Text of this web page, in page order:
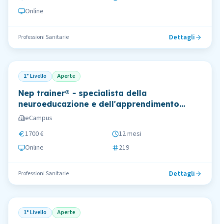
Online
Professioni Sanitarie Dettagli
1° Livello Aperte
Nep trainer® - specialista della
neuroeducazione e dell'apprendimento
motorio nella disabilità e nella neurotipicità
eCampus
1700 €
12 mesi
Online
219
Professioni Sanitarie Dettagli
1° Livello Aperte